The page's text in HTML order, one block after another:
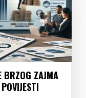
BRZOG ZAJMA